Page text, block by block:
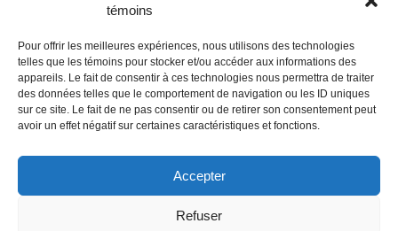
témoins
Pour offrir les meilleures expériences, nous utilisons des technologies
telles que les témoins pour stocker et/ou accéder aux informations des
appareils. Le fait de consentir à ces technologies nous permettra de traiter
des données telles que le comportement de navigation ou les ID uniques
sur ce site. Le fait de ne pas consentir ou de retirer son consentement peut
avoir un effet négatif sur certaines caractéristiques et fonctions.
Accepter
Refuser
FAIRE
MORTE
POLITIQUE CONFIDENTIALITÉES
Politique de témoins (CA)